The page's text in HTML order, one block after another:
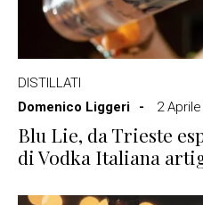
DISTILLATI
Domenico Liggeri
2
Blu Lie, da Trieste
di Vodka Italiana